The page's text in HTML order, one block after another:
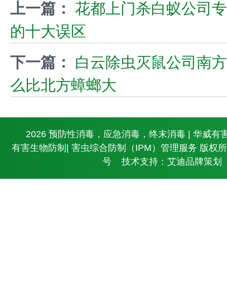
上一篇：
花都上门杀白蚁公司
的十大误区
下一篇：
白云除虫灭鼠公司南
么比北方蟑螂大
© 2026 预防性消毒，应急消毒，终末消毒 | 华威有
有害生物防制| 害虫综合防制（IPM）管理服务 版权
号
技术支持：艾迪品牌策划